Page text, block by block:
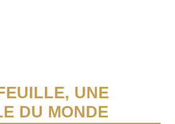
UNE
DU MONDE